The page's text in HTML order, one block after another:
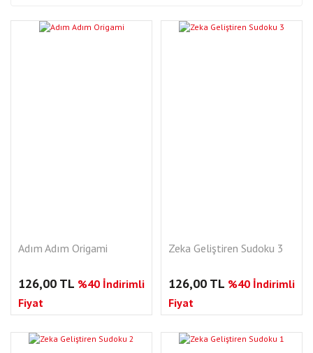
Adım Adım Origami
126,00 TL %40 İndirimli
Fiyat
Zeka Geliştiren Sudoku 3
126,00 TL %40 İndirimli
Fiyat